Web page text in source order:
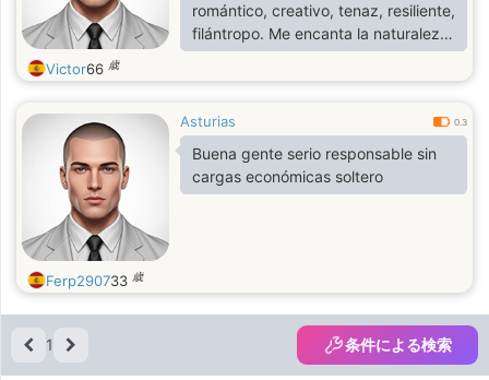
romántico, creativo, tenaz, resiliente,
filántropo. Me encanta la naturaleza,
los viajes y el hogar con mi pareja.
Igualmente reuniones y comidas
hijos, hermanos, amigos).
Victor66 歳
Asturias 0.3
Buena gente serio responsable sin
cargas económicas soltero
Ferp290733 歳
1 条件による検索